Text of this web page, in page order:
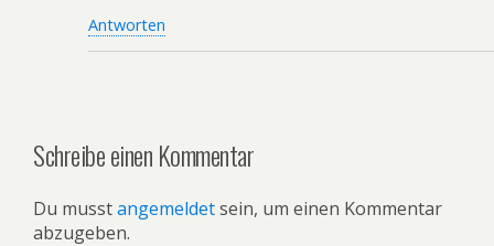
Antworten
Schreibe einen Kommentar
Du musstangemeldetsein, um einen Kommentar
abzugeben.